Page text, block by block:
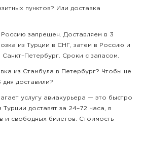
пунктов? Или доставка
запрещен. Доставляем в 3
из Турции в СНГ, затем в Россию и
Санкт–Петербург. Сроки с запасом.
из Стамбула в Петербург? Чтобы не
доставили?
услугу авиакурьера — это быстро
доставят за 24–72 часа, в
и свободных билетов. Стоимость